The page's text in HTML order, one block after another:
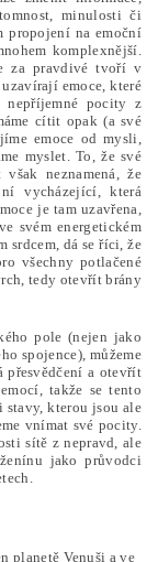
minulosti či
propojení na emoční
komplexnější.
za pravdivé tvoří v
emoce, které
pocity z
cítit opak (a své
emoce od mysli,
myslet. To, že své
neznamená, že
vycházející, která
je tam uzavřena,
svém energetickém
srdcem, dá se říci, že
všechny potlačené
tedy otevřít brány
pole (nejen jako
spojence), můžeme
přesvědčení a otevřít
takže se tento
kterou jsou ale
vnímat své pocity.
sítě z nepravd, ale
jako průvodci
planetě Venuši a ve